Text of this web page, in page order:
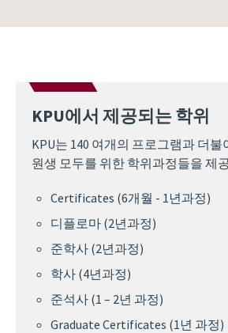
KPU에서 제공되는 학위
KPU는 140 여개의 프로그램과 더
원생 모두를 위한 학위과정들을 제
Certificates (6개월 - 1년과정)
디플로마 (2년과정)
준학사 (2년과정)
학사 (4년과정)
준석사 (1 – 2년 과정)
Graduate Certificates (1년 과정)